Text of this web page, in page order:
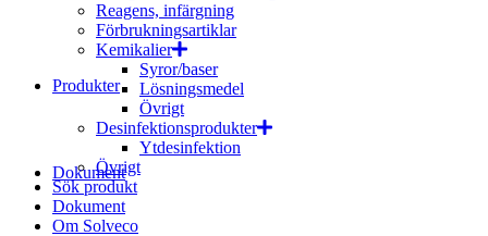
Produkter
Dokument
Reagens, infärgning
Förbrukningsartiklar
Kemikalier
Syror/baser
Lösningsmedel
Övrigt
Desinfektionsprodukter
Ytdesinfektion
Övrigt
Sök produkt
Dokument
Om Solveco